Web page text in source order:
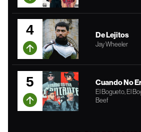
4 De Lejitos
Jay Wheeler
5 Cuando No
El Bogueto, El
Beef